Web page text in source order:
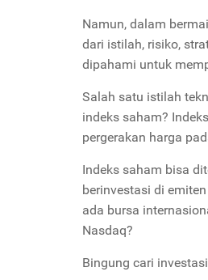
Namun, dalam
dari istilah, risiko,
dipahami untuk
Salah satu istilah
indeks saham?
pergerakan harga
Indeks saham bisa
berinvestasi di
ada bursa
Nasdaq?
Bingung cari